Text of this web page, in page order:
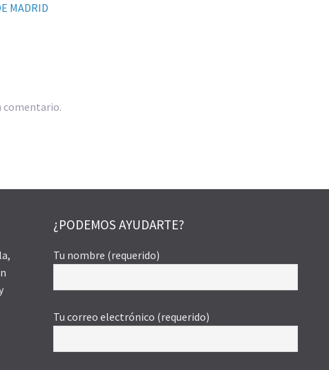
MADRID
comentario.
¿PODEMOS AYUDARTE?
Tu nombre (requerido)
Tu correo electrónico (requerido)